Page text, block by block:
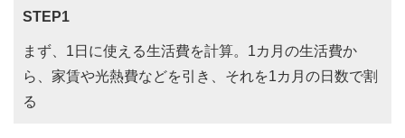
STEP1
まず、1日に使える生活費を計算。1カ月の生活費か
ら、家賃や光熱費などを引き、それを1カ月の日数で割
る